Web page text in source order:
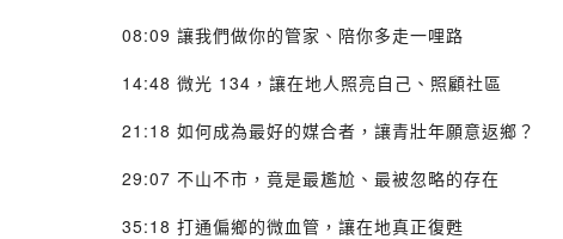
08:09 讓我們做你的管家、陪你多走一哩路
14:48 微光 134，讓在地人照亮自己、照顧社區
21:18 如何成為最好的媒合者，讓青壯年願意返鄉？
29:07 不山不市，竟是最尷尬、最被忽略的存在
35:18 打通偏鄉的微血管，讓在地真正復甦